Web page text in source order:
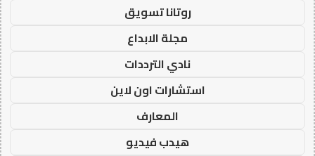
روتانا تسويق
مجلة الابداع
نادي الترددات
استشارات اون لاين
المعارف
هيدب فيديو